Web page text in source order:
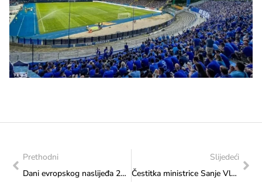
Prethodni
Dani evropskog naslijeđa 2025: Vitez u Sarajevu
Slijedeći
Čestitka ministrice Sanje Vlaisavljević bh. reprezentativcu Ismailu Barlovu povodom osvojene srebrene medalje na Svjetskom seniorskom prvenstvu u paraplivanju